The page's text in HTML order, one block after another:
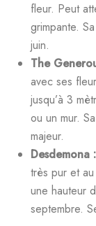
fleur. Peut
grimpante.
juin.
The
avec ses
jusqu’à 3
ou un mur.
majeur.
Desdemona :
très pur et
une hauteur
septembre.